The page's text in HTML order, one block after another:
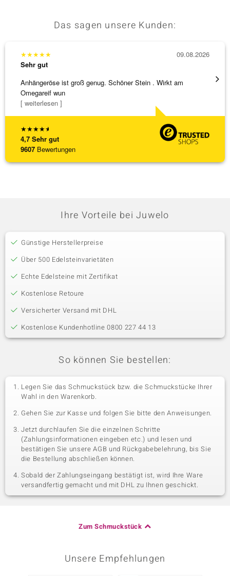
Das sagen unsere Kunden:
★★★★★
4,7 Sehr gut
9607 Bewertungen
★★★★★
Sehr gut
Anhängeröse ist groß genug. Schöner Stein . Wirkt am
Omegareif wun
[ weiterlesen ]
09.08.2026
Ihre Vorteile bei Juwelo
Günstige Herstellerpreise
Über 500 Edelsteinvarietäten
Echte Edelsteine mit Zertifikat
Kostenlose Retoure
Versicherter Versand mit DHL
Kostenlose Kundenhotline 0800 227 44 13
So können Sie bestellen:
Legen Sie das Schmuckstück bzw. die Schmuckstücke Ihrer
Wahl in den Warenkorb.
Gehen Sie zur Kasse und folgen Sie bitte den Anweisungen.
Jetzt durchlaufen Sie die einzelnen Schritte
(Zahlungsinformationen eingeben etc.) und lesen und
bestätigen Sie unsere AGB und Rückgabebelehrung, bis Sie
die Bestellung abschließen können.
Sobald der Zahlungseingang bestätigt ist, wird Ihre Ware
versandfertig gemacht und mit DHL zu Ihnen geschickt.
Zum Schmuckstück
Unsere Empfehlungen